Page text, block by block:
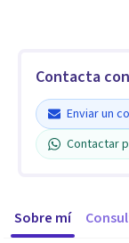
Contacta
Enviar un
Contactar
Sobre mí